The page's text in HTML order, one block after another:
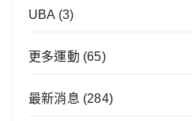
UBA (3)
更多運動 (65)
最新消息 (284)